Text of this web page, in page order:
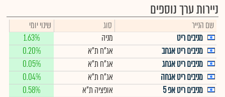
ניירות ערך נוספים
שם הנייר סוג
שינוי יומי
מניבים ריט
מניה
1.63%
מניבים ריט אגחב
אג"ח ת"א
0.20%
מניבים ריט אגחג
אג"ח ת"א
0.05%
מניבים ריט אגחה
אג"ח ת"א
0.04%
מניבים ריט אפ 5
אופציה ת"א 0.58%